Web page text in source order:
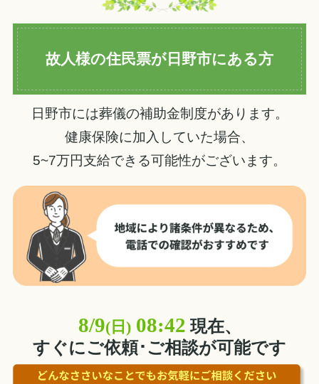
故人様の住民票が日野市にある方
日野市には葬儀の補助金制度があります。
健康保険に加入していた場合、
5~7万円支給できる可能性がございます。
8/9(日)08:42 現在、
すぐにご依頼･ご相談が可能です